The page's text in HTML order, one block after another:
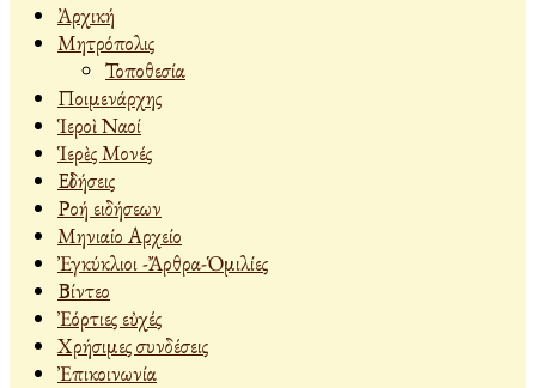
Ἀρχική
Μητρόπολις
Τοποθεσία
Ποιμενάρχης
Ἱεροὶ Ναοί
Ἱερὲς Μονές
Εἰδήσεις
Ροή ειδήσεων
Μηνιαίο Αρχείο
Ἐγκύκλιοι -Ἄρθρα-Ὁμιλίες
Βίντεο
Ἐόρτιες εὐχές
Χρήσιμες συνδέσεις
Ἐπικοινωνία